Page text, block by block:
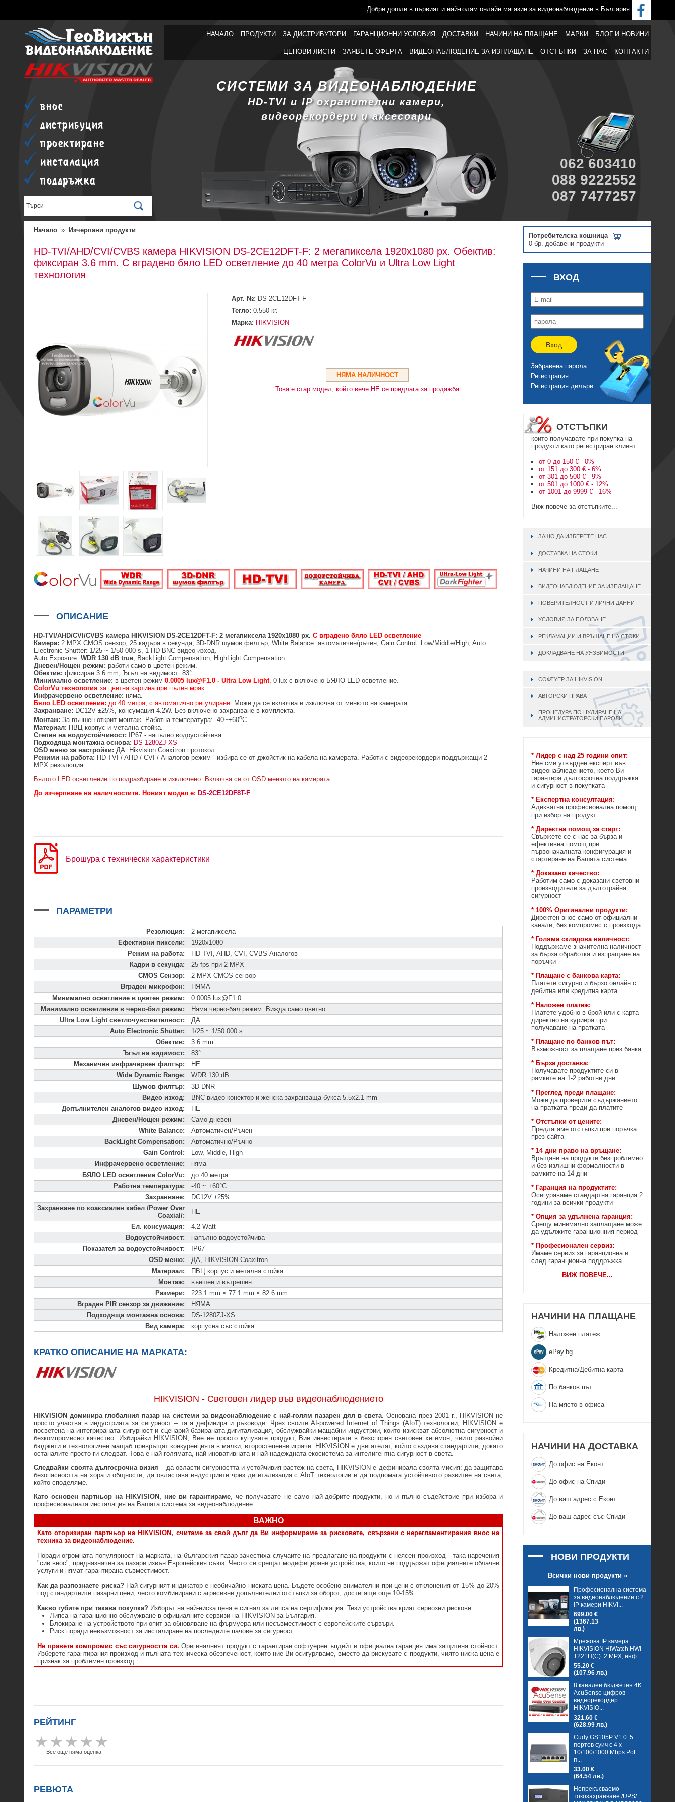
Добре дошли в първият и най-голям онлайн магазин за видеонаблюдение в България
внос
дистрибуция
проектиране
инсталация
поддръжка
НАЧАЛО ПРОДУКТИ ЗА ДИСТРИБУТОРИ ГАРАНЦИОННИ УСЛОВИЯ ДОСТАВКИ НАЧИНИ НА ПЛАЩАНЕ МАРКИ БЛОГ И НОВИНИ
ЦЕНОВИ ЛИСТИ ЗАЯВЕТЕ ОФЕРТА ВИДЕОНАБЛЮДЕНИЕ ЗА ИЗПЛАЩАНЕ ОТСТЪПКИ ЗА НАС КОНТАКТИ
СИСТЕМИ ЗА ВИДЕОНАБЛЮДЕНИЕ
HD-TVI и IP охранителни камери,
видеорекордери и аксесоари
062 603410
088 9222552
087 7477257
Начало » Изчерпани продукти
HD-TVI/AHD/CVI/CVBS камера HIKVISION DS-2CE12DFT-F: 2 мегапиксела 1920x1080 px. Обектив:
фиксиран 3.6 mm. С вградено бяло LED осветление до 40 метра ColorVu и Ultra Low Light
технология
Арт. №: DS-2CE12DFT-F
Тегло: 0.550 кг.
Марка: HIKVISION
НЯМА НАЛИЧНОСТ
Това е стар модел, който вече НЕ се предлага за продажба
ОПИСАНИЕ
HD-TVI/AHD/CVI/CVBS камера HIKVISION DS-2CE12DFT-F: 2 мегапиксела 1920x1080 px. С вградено бяло LED осветление
Камера: 2 MPX CMOS сензор, 25 кадъра в секунда, 3D-DNR шумов филтър, White Balance: автоматичен/ръчен, Gain Control: Low/Middle/High, Auto
Electronic Shutter: 1/25 ~ 1/50 000 s, 1 HD BNC видео изход.
Auto Exposure: WDR 130 dB true, BackLight Compensation, HighLight Compensation.
Дневен/Нощен режим: работи само в цветен режим.
Обектив: фиксиран 3.6 mm, Ъгъл на видимост: 83°
Минимално осветление: в цветен режим 0.0005 lux@F1.0 - Ultra Low Light, 0 lux с включено БЯЛО LED осветление.
ColorVu технология за цветна картина при пълен мрак.
Инфрачервено осветление: няма.
Бяло LED осветление: до 40 метра, с автоматично регулиране. Може да се включва и изключва от менюто на камерата.
Захранване: DC12V ±25%, консумация 4.2W. Без включено захранване в комплекта.
Монтаж: За външен открит монтаж. Работна температура: -40~+60оC.
Материал: ПВЦ корпус и метална стойка.
Степен на водоустойчивост: IP67 - напълно водоустойчива.
Подходяща монтажна основа: DS-1280ZJ-XS
OSD меню за настройки: ДА. Hikvision Coaxitron протокол.
Режими на работа: HD-TVI / AHD / CVI / Аналогов режим - избира се от джойстик на кабела на камерата. Работи с видеорекордери поддържащи 2
MPX резолюция.
Бялото LED осветление по подразбиране е изключено. Включва се от OSD менюто на камерата.
До изчерпване на наличностите. Новият модел е: DS-2CE12DF8T-F
Брошура с технически характеристики
ПАРАМЕТРИ
Резолюция:
2 мегапиксела
Ефективни пиксели:
1920x1080
Режим на работа:
HD-TVI, AHD, CVI, CVBS-Аналогов
Кадри в секунда:
25 fps при 2 MPX
CMOS Сензор:
2 MPX CMOS сензор
Вграден микрофон:
НЯМА
Минимално осветление в цветен режим:
0.0005 lux@F1.0
Минимално осветление в черно-бял режим:
Няма черно-бял режим. Вижда само цветно
Ultra Low Light светлочувствителност:
ДА
Auto Electronic Shutter:
1/25 ~ 1/50 000 s
Обектив:
3.6 mm
Ъгъл на видимост:
83°
Механичен инфрачервен филтър:
НЕ
Wide Dynamic Range:
WDR 130 dB
Шумов филтър:
3D-DNR
Видео изход:
BNC видео конектор и женска захранваща букса 5.5x2.1 mm
Допълнителен аналогов видео изход:
НЕ
Дневен/Нощен режим:
Само дневен
White Balance:
Автоматичен/Ръчен
BackLight Compensation:
Автоматично/Ръчно
Gain Control :
Low, Middle, High
Инфрачервено осветление:
няма
БЯЛО LED осветление ColorVu:
до 40 метра
Работна температура:
-40 ~ +60°C
Захранване:
DC12V ±25%
Захранване по коаксиален кабел /Power Over
Coaxial/:
НЕ
Ел. консумация:
4.2 Watt
Водоустойчивост:
напълно водоустойчива
Показател за водоустойчивост:
IP67
OSD меню:
ДА, HIKVISION Coaxitron
Материал:
ПВЦ корпус и метална стойка
Монтаж:
външен и вътрешен
Размери:
223.1 mm × 77.1 mm × 82.6 mm
Вграден PIR сензор за движение:
НЯМА
Подходяща монтажна основа:
DS-1280ZJ-XS
Вид камера: корпусна със стойка
КРАТКО ОПИСАНИЕ НА МАРКАТА:
HIKVISION - Световен лидер във видеонаблюдението
HIKVISION доминира глобалния пазар на системи за видеонаблюдение с най-голям пазарен дял в света . Основана през 2001 г., HIKVISION не
просто участва в индустрията за сигурност – тя я дефинира и ръководи. Чрез своите AI-powered Internet of Things (AIoT) технологии, HIKVISION е
посветена на интегрираната сигурност и сценарий-базираната дигитализация, обслужвайки мащабни индустрии, които изискват абсолютна сигурност и
безкомпромисно качество. Избирайки HIKVISION, Вие не просто купувате продукт, Вие инвестирате в безспорен световен хегемон, чиито развойни
бюджети и технологичен мащаб превръщат конкуренцията в малки, второстепенни играчи. HIKVISION е двигателят, който създава стандартите, докато
останалите просто ги следват. Това е най-голямата, най-иновативната и най-надеждната екосистема за интелигентна сигурност в света.
Следвайки своята дългосрочна визия – да овласти сигурността и устойчивия растеж на света, HIKVISION е дефинирала своята мисия: да защитава
безопасността на хора и общности, да овластява индустриите чрез дигитализация с AIoT технологии и да подпомага устойчивото развитие на света,
който споделяме.
Като основен партньор на HIKVISION, ние ви гарантираме , че получавате не само най-добрите продукти, но и пълно съдействие при избора и
професионалната инсталация на Вашата система за видеонаблюдение.
ВАЖНО
Като оторизиран партньор на HIKVISION, считаме за свой дълг да Ви информираме за рисковете, свързани с нерегламентирания внос на
техника за видеонаблюдение.
Поради огромната популярност на марката, на българския пазар зачестиха случаите на предлагане на продукти с неясен произход - така наречения
"сив внос", предназначен за пазари извън Европейския съюз. Често се срещат модифицирани устройства, които не поддържат официалните облачни
услуги и нямат гарантирана съвместимост.
Как да разпознаете риска?Най-сигурният индикатор е необичайно ниската цена. Бъдете особено внимателни при цени с отклонения от 15% до 20%
под стандартните пазарни цени, често комбинирани с агресивни допълнителни отстъпки за оборот, достигащи още 10-15%.
Какво губите при такава покупка? Изборът на най-ниска цена е сигнал за липса на сертификация. Тези устройства крият сериозни рискове:
Липса на гаранционно обслужване в официалните сервизи на HIKVISION за България.
Блокиране на устройството при опит за обновяване на фърмуера или несъвместимост с европейските сървъри.
Риск поради невъзможност за инсталиране на последните пачове за сигурност.
Не правете компромис със сигурността си. Оригиналният продукт с гарантиран софтуерен ъпдейт и официална гаранция има защитена стойност.
Изберете гарантирания произход и пълната техническа обезпеченост, които ние Ви осигуряваме, вместо да рискувате с продукти, чиято ниска цена е
признак за проблемен произход.
РЕЙТИНГ
Все още няма оценка
РЕВЮТА
Потребителска кошница
0 бр. добавени продукти
ВХОД
Вход
Забравена парола
Регистрация
Регистрация дилъри
ОТСТЪПКИ
които получавате при покупка на
продукти като регистриран клиент:
от 0 до 150 € - 0%
от 151 до 300 € - 6%
от 301 до 500 € - 9%
от 501 до 1000 € - 12%
от 1001 до 9999 € - 16%
Виж повече за отстъпките...
ЗАЩО ДА ИЗБЕРЕТЕ НАС
ДОСТАВКА НА СТОКИ
НАЧИНИ НА ПЛАЩАНЕ
ВИДЕОНАБЛЮДЕНИЕ ЗА ИЗПЛАЩАНЕ
ПОВЕРИТЕЛНОСТ И ЛИЧНИ ДАННИ
УСЛОВИЯ ЗА ПОЛЗВАНЕ
РЕКЛАМАЦИИ И ВРЪЩАНЕ НА СТОКИ
ДОКЛАДВАНЕ НА УЯЗВИМОСТИ
СОФТУЕР ЗА HIKVISION
АВТОРСКИ ПРАВА
ПРОЦЕДУРА ПО НУЛИРАНЕ НА
АДМИНИСТРАТОРСКИ ПАРОЛИ
* Лидер с над 25 години опит:
Ние сме утвърден експерт във
видеонаблюдението, което Ви
гарантира дългосрочна поддръжка
и сигурност в покупката
* Експертна консултация:
Адекватна професионална помощ
при избор на продукт
* Директна помощ за старт:
Свържете се с нас за бърза и
ефективна помощ при
първоначалната конфигурация и
стартиране на Вашата система
* Доказано качество:
Работим само с доказани световни
производители за дълготрайна
сигурност
* 100% Оригинални продукти:
Директен внос само от официални
канали, без компромис с произхода
* Голяма складова наличност:
Поддържаме значителна наличност
за бърза обработка и изпращане на
поръчки
* Плащане с банкова карта:
Платете сигурно и бързо онлайн с
дебитна или кредитна карта
* Наложен платеж:
Платете удобно в брой или с карта
директно на куриера при
получаване на пратката
* Плащане по банков път:
Възможност за плащане през банка
* Бърза доставка:
Получавате продуктите си в
рамките на 1-2 работни дни
* Преглед преди плащане:
Може да проверите съдържанието
на пратката преди да платите
* Отстъпки от цените:
Предлагаме отстъпки при поръчка
през сайта
* 14 дни право на връщане:
Връщане на продукти безпроблемно
и без излишни формалности в
рамките на 14 дни
* Гаранция на продуктите:
Осигуряваме стандартна гаранция 2
години за всички продукти
* Опция за удължена гаранция:
Срещу минимално заплащане може
да удължите гаранционния период
* Професионален сервиз:
Имаме сервиз за гаранционна и
след гаранционна поддръжка
ВИЖ ПОВЕЧЕ...
НАЧИНИ НА ПЛАЩАНЕ
Наложен платеж
еPay.bg
Кредитна/Дебитна карта
По банков път
На място в офиса
НАЧИНИ НА ДОСТАВКА
До офис на Еконт
До офис на Спиди
До ваш адрес с Еконт
До ваш адрес със Спиди
НОВИ ПРОДУКТИ
Всички нови продукти »
Професионална система
за видеонаблюдение с 2
IP камери HIKVI...
699.00 €
(1367.13
лв.)
Мрежова IP камера
HIKVISION HiWatch HWI-
T221H(C): 2 MPX, инф...
55.20 €
(107.96 лв.)
8 канален бюджетен 4K
AcuSense цифров
видеорекордер
HIKVISIO...
321.60 €
(628.99 лв.)
Cudy GS105P V1.0: 5
портов суич с 4 x
10/100/1000 Mbps PoE
п...
33.00 €
(64.54 лв.)
Непрекъсваемо
токозахранване /UPS/